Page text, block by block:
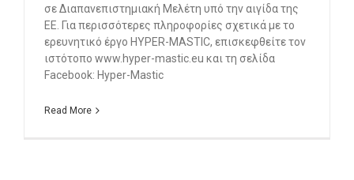
σε Διαπανεπιστημιακή Μελέτη υπό την αιγίδα της
ΕΕ. Για περισσότερες πληροφορίες σχετικά με το
ερευνητικό έργο HYPER-MASTIC, επισκεφθείτε τον
ιστότοπο www.hyper-mastic.eu και τη σελίδα
Facebook: Hyper-Mastic
Read More